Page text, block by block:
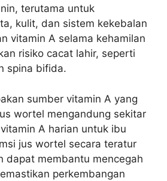
terutama untuk
kulit, dan sistem kekebalan
vitamin A selama kehamilan
risiko cacat lahir, seperti
spina bifida.
sumber vitamin A yang
wortel mengandung sekitar
A harian untuk ibu
jus wortel secara teratur
dapat membantu mencegah
perkembangan